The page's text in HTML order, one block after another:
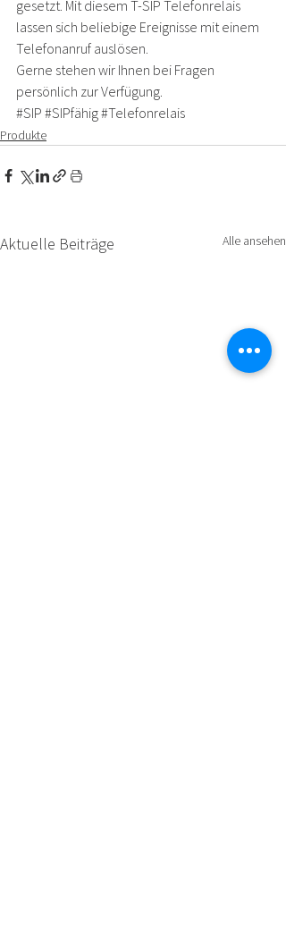
gesetzt. Mit diesem T-SIP Telefonrelais
lassen sich beliebige Ereignisse mit einem
Telefonanruf auslösen.
Gerne stehen wir Ihnen bei Fragen
persönlich zur Verfügung.
#SIP #SIPfähig#Telefonrelais
Produkte
Aktuelle Beiträge Alle ansehen